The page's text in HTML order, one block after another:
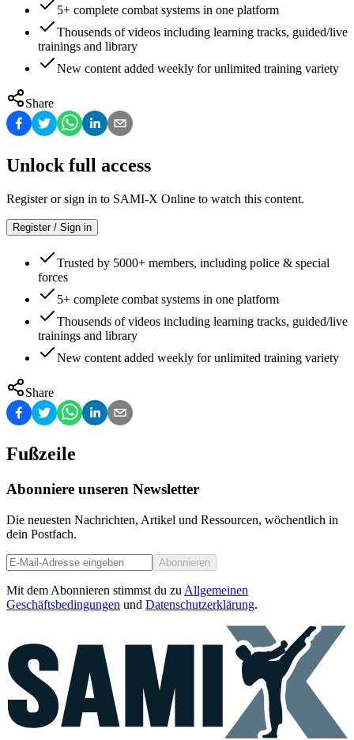
5+ complete combat systems in one platform
Thousends of videos including learning tracks, guided/live
trainings and library
New content added weekly for unlimited training variety
Share
Unlock full access
Register or sign in to SAMI-X Online to watch this content.
Register / Sign in
Trusted by 5000+ members, including police & special
forces
5+ complete combat systems in one platform
Thousends of videos including learning tracks, guided/live
trainings and library
New content added weekly for unlimited training variety
Share
Fußzeile
Abonniere unseren Newsletter
Die neuesten Nachrichten, Artikel und Ressourcen, wöchentlich in
dein Postfach.
Abonnieren
Mit dem Abonnieren stimmst du zu Allgemeinen
Geschäftsbedingungen und Datenschutzerklärung.